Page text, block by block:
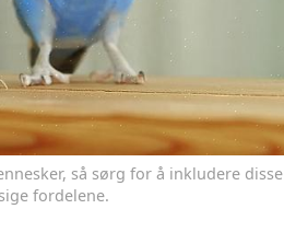
så sørg for å inkludere disse
fordelene.